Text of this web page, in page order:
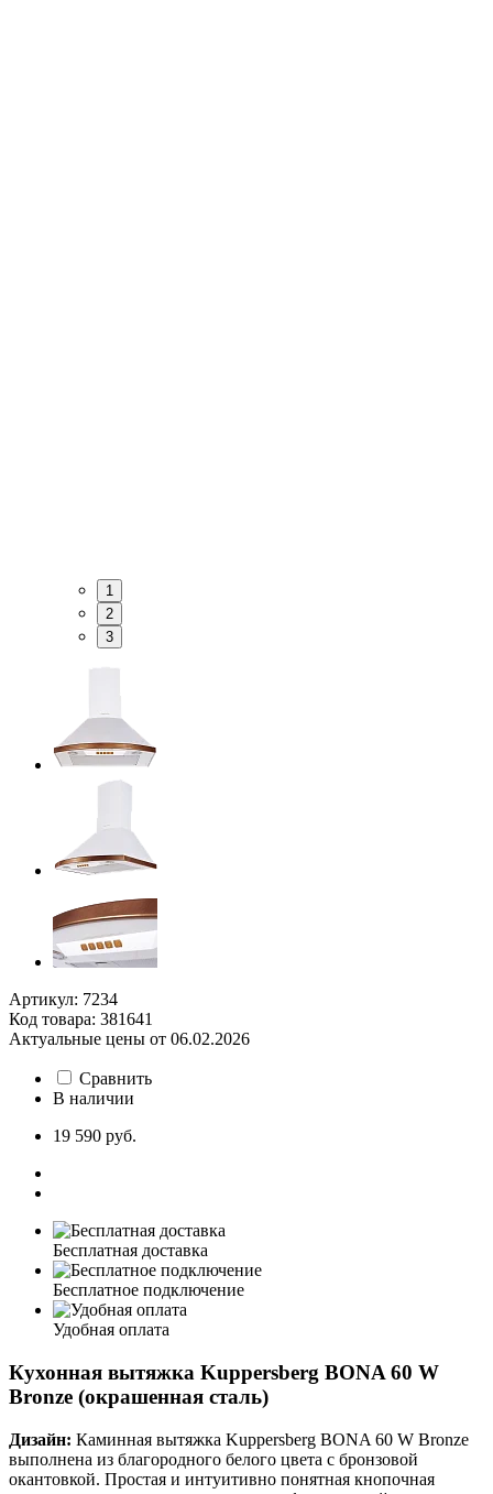
1
2
3
Артикул: 7234
Код товара: 381641
Актуальные цены от 06.02.2026
Сравнить
В наличии
19 590 руб.
Бесплатная доставка
Бесплатное подключение
Удобная оплата
Кухонная вытяжка Kuppersberg BONA 60 W
Bronze (окрашенная сталь)
Дизайн: Каминная вытяжка Kuppersberg BONA 60 W Bronze
выполнена из благородного белого цвета с бронзовой
окантовкой. Простая и интуитивно понятная кнопочная